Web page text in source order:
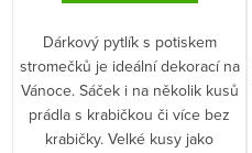
Dárkový pytlík s potiskem
stromečků je ideální dekorací na
Vánoce. Sáček i na několik kusů
prádla s krabičkou či více bez
krabičky. Velké kusy jako